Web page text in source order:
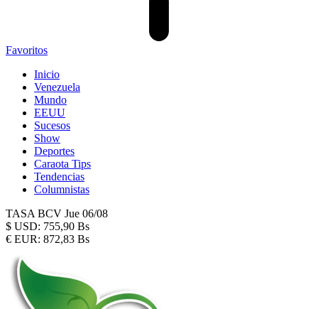
Favoritos
Inicio
Venezuela
Mundo
EEUU
Sucesos
Show
Deportes
Caraota Tips
Tendencias
Columnistas
TASA BCV Jue 06/08
$ USD: 755,90 Bs
€ EUR: 872,83 Bs